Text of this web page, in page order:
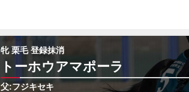
牝 栗毛 登録抹消
トーホウアマポーラ
父:フジキセキ